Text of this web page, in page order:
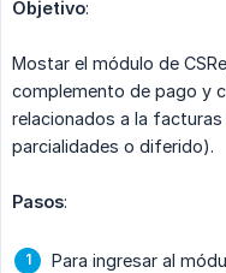
Objetivo:
Mostar el módulo de
complemento de pago y
relacionados a la
parcialidades o diferido).
Pasos:
Para ingresar al